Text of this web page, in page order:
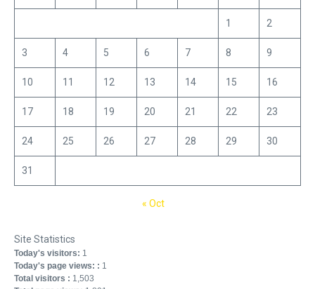
1 2
3 4 5 6 7 8 9
10 11 12 13 14 15 16
17 18 19 20 21 22 23
24 25 26 27 28 29 30
31
« Oct
Site Statistics
Today's visitors: 1
Today's page views: : 1
Total visitors : 1,503